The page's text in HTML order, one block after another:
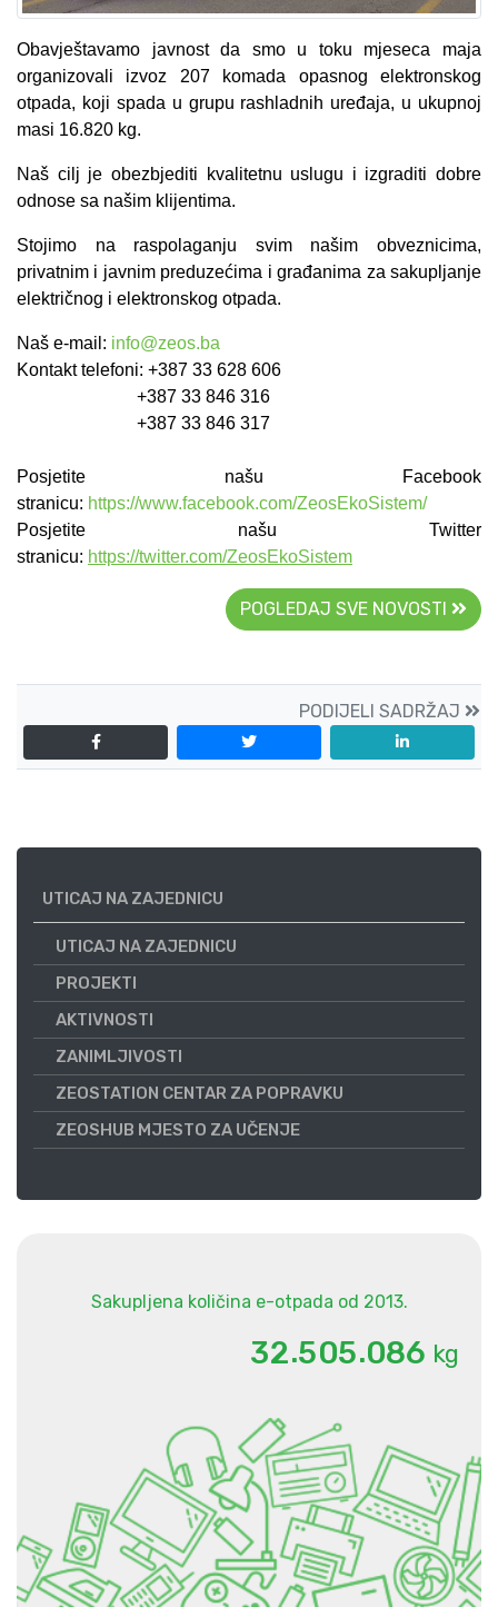
Obavještavamo javnost da smo u toku mjeseca maja
organizovali izvoz 207 komada opasnog elektronskog
otpada, koji spada u grupu rashladnih uređaja, u ukupnoj
masi 16.820 kg.
Naš cilj je obezbjediti kvalitetnu uslugu i izgraditi dobre
odnose sa našim klijentima.
Stojimo na raspolaganju svim našim obveznicima,
privatnim i javnim preduzećima i građanima za sakupljanje
električnog i elektronskog otpada.
Naš e-mail: info@zeos.ba
Kontakt telefoni: +387 33 628 606
+387 33 846 316
+387 33 846 317
Posjetite našu Facebook
stranicu: https://www.facebook.com/ZeosEkoSistem/
Posjetite našu Twitter
stranicu: https://twitter.com/ZeosEkoSistem
POGLEDAJ SVE NOVOSTI
PODIJELI SADRŽAJ
UTICAJ NA ZAJEDNICU
UTICAJ NA ZAJEDNICU
PROJEKTI
AKTIVNOSTI
ZANIMLJIVOSTI
ZEOSTATION CENTAR ZA POPRAVKU
ZEOSHUB MJESTO ZA UČENJE
Sakupljena količina e-otpada od 2013.
32.505.086 kg